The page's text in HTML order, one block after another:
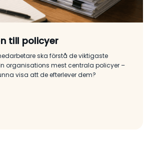
till policyer
ska förstå de viktigaste
organisations mest centrala policyer –
visa att de efterlever dem?